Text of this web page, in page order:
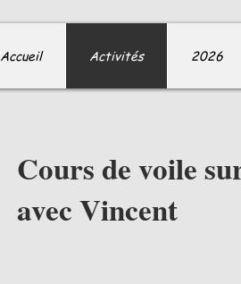
Cours de voile
avec Vincent
Accueil Activités 2026